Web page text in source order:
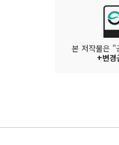
본 저작물은 "
+변경